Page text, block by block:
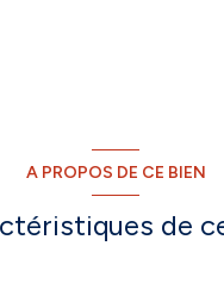
A PROPOS DE CE BIEN
de